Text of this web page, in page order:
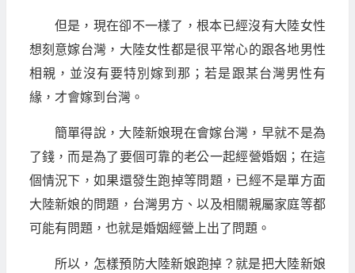
但是，現在卻不一樣了，根本已經沒有大陸女性
想刻意嫁台灣，大陸女性都是很平常心的跟各地男性
相親，並沒有要特別嫁到那；若是跟某台灣男性有
緣，才會嫁到台灣。
簡單得說，大陸新娘現在會嫁台灣，早就不是為
了錢，而是為了要個可靠的老公一起經營婚姻；在這
個情況下，如果還發生跑掉等問題，已經不是單方面
大陸新娘的問題，台灣男方、以及相關親屬家庭等都
可能有問題，也就是婚姻經營上出了問題。
所以，怎樣預防大陸新娘跑掉？就是把大陸新娘